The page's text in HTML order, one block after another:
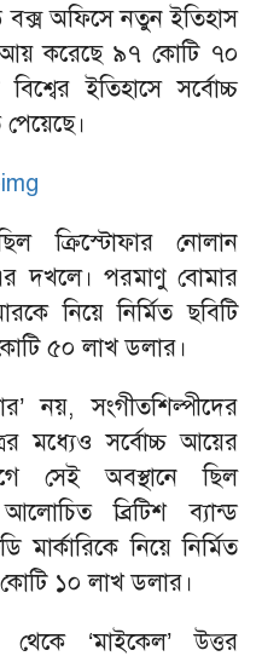
বক্স অফিসে নতুন ইতিহাস
আয় করেছে ৯৭ কোটি ৭০
ইতিহাসে সর্বোচ্চ
ক্রিস্টোফার নোলান
দখলে। পরমাণু বোমার
নিয়ে নির্মিত ছবিটি
৫০ লাখ ডলার।
নয়, সংগীতশিল্পীদের
মধ্যেও সর্বোচ্চ আয়ের
সেই অবস্থানে ছিল
আলোচিত ব্রিটিশ ব্যান্ড
মার্কারিকে নিয়ে নির্মিত
১০ লাখ ডলার।
‘মাইকেল’ উত্তর